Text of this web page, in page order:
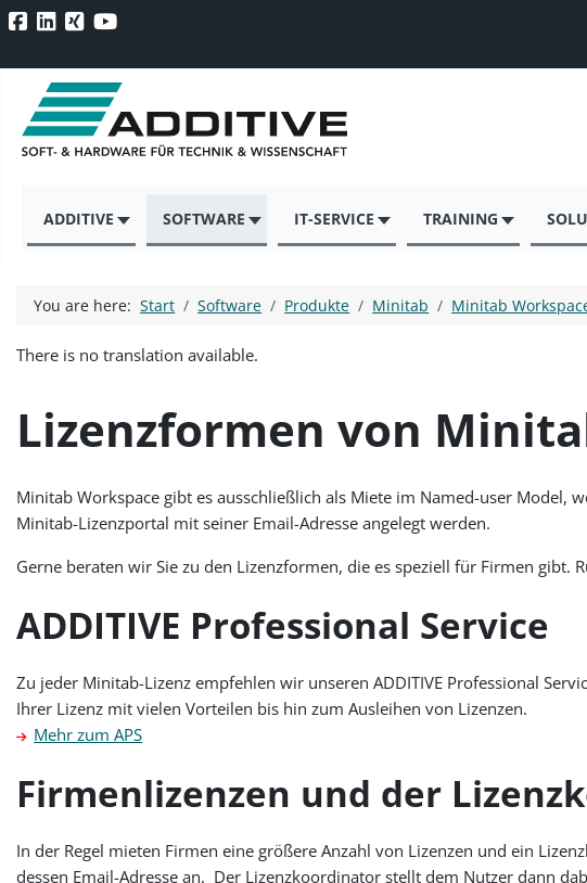
ADDITIVE SOFTWARE IT-SERVICE TRAINING
You are here:Start Software Produkte Minitab Minitab
There is no translation available.
Lizenzformen von
Minitab Workspace gibt es ausschließlich als Miete im Named-user Model,
Minitab-Lizenzportal mit seiner Email-Adresse angelegt werden.
Gerne beraten wir Sie zu den Lizenzformen, die es speziell für Firmen gibt.
ADDITIVE Professional Service
Zu jeder Minitab-Lizenz empfehlen wir unseren ADDITIVE Professional
Ihrer Lizenz mit vielen Vorteilen bis hin zum Ausleihen von Lizenzen.
Mehr zum APS
Firmenlizenzen und der
In der Regel mieten Firmen eine größere Anzahl von Lizenzen und ein
dessen Email-Adresse an. Der Lizenzkoordinator stellt dem Nutzer dann